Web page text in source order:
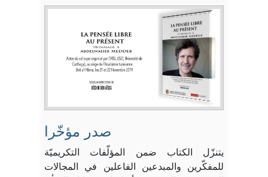
صدر مؤخّرا
يتنزّل الكتاب ضمن المؤلّفات التكريميّة
للمفكّرين والمبدعين الفاعلين في المجالات